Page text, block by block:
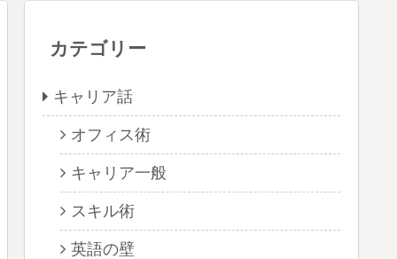
カテゴリー
キャリア話
オフィス術
キャリア一般
スキル術
英語の壁